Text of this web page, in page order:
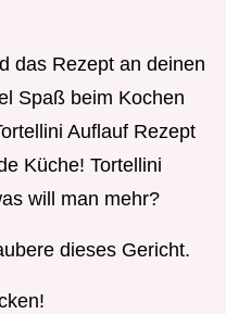
das Rezept an deinen
Spaß beim Kochen
Auflauf Rezept
Küche! Tortellini
will man mehr?
dieses Gericht.